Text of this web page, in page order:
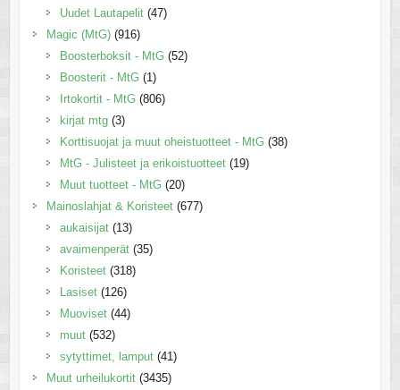
Uudet Lautapelit (47)
Magic (MtG) (916)
Boosterboksit - MtG (52)
Boosterit - MtG (1)
Irtokortit - MtG (806)
kirjat mtg (3)
Korttisuojat ja muut oheistuotteet - MtG (38)
MtG - Julisteet ja erikoistuotteet (19)
Muut tuotteet - MtG (20)
Mainoslahjat & Koristeet (677)
aukaisijat (13)
avaimenperät (35)
Koristeet (318)
Lasiset (126)
Muoviset (44)
muut (532)
sytyttimet, lamput (41)
Muut urheilukortit (3435)